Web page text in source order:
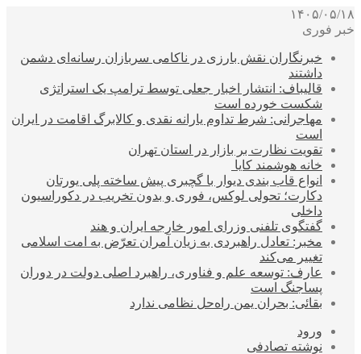
۱۴۰۵/۰۵/۱۸
خبر فوری
خبرنگاران نقش بارزی در ناکامی سربازان رسانه‌ای دشمن
داشتند
قالیباف: انتشار اخبار جعلی توسط ترامپ یک استراتژی
شکست خورده است
مهاجرانی: شرط تداوم یارانه نقدی و کالابرگ اقامت در ایران
است
تقویت نظارت بر بازار در استان تهران
خانه هوشمند کایا
انواع قاب بندی دیوار با گچبری پیش ساخته پلی یورتان
دکارت؛ تحولی لوکس، فوری و بدون تخریب در دکوراسیون
داخلی
گفتگوی تلفنی وزرای امور خارجه ایران و هند
مخبر: تعادل راهبردی به زیان آمران تعرّض به امت اسلامی
تغییر می‌کند
عارف: توسعه علم و فناوری، راهبرد اصلی دولت در دوران
پساجنگ است
بقائی: بحران یمن راه‌حل نظامی ندارد
ورود
نوشته تصادفی